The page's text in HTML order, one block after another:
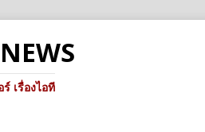
เรื่องไอที